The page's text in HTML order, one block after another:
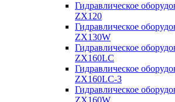
Гидравлическое
ZX120
Гидравлическое
ZX130W
Гидравлическое
ZX160LC
Гидравлическое
ZX160LC-3
Гидравлическое
ZX160W